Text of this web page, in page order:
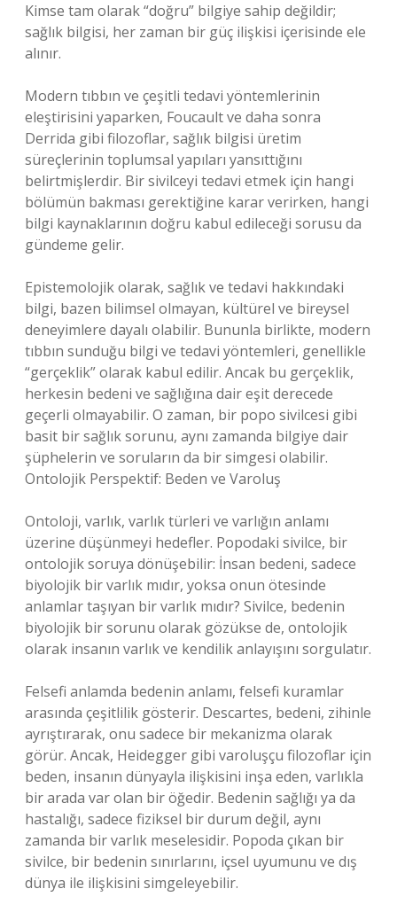
Kimse tam olarak “doğru” bilgiye sahip değildir;
sağlık bilgisi, her zaman bir güç ilişkisi içerisinde ele
alınır.
Modern tıbbın ve çeşitli tedavi yöntemlerinin
eleştirisini yaparken, Foucault ve daha sonra
Derrida gibi filozoflar, sağlık bilgisi üretim
süreçlerinin toplumsal yapıları yansıttığını
belirtmişlerdir. Bir sivilceyi tedavi etmek için hangi
bölümün bakması gerektiğine karar verirken, hangi
bilgi kaynaklarının doğru kabul edileceği sorusu da
gündeme gelir.
Epistemolojik olarak, sağlık ve tedavi hakkındaki
bilgi, bazen bilimsel olmayan, kültürel ve bireysel
deneyimlere dayalı olabilir. Bununla birlikte, modern
tıbbın sunduğu bilgi ve tedavi yöntemleri, genellikle
“gerçeklik” olarak kabul edilir. Ancak bu gerçeklik,
herkesin bedeni ve sağlığına dair eşit derecede
geçerli olmayabilir. O zaman, bir popo sivilcesi gibi
basit bir sağlık sorunu, aynı zamanda bilgiye dair
şüphelerin ve soruların da bir simgesi olabilir.
Ontolojik Perspektif: Beden ve Varoluş
Ontoloji, varlık, varlık türleri ve varlığın anlamı
üzerine düşünmeyi hedefler. Popodaki sivilce, bir
ontolojik soruya dönüşebilir: İnsan bedeni, sadece
biyolojik bir varlık mıdır, yoksa onun ötesinde
anlamlar taşıyan bir varlık mıdır? Sivilce, bedenin
biyolojik bir sorunu olarak gözükse de, ontolojik
olarak insanın varlık ve kendilik anlayışını sorgulatır.
Felsefi anlamda bedenin anlamı, felsefi kuramlar
arasında çeşitlilik gösterir. Descartes, bedeni, zihinle
ayrıştırarak, onu sadece bir mekanizma olarak
görür. Ancak, Heidegger gibi varoluşçu filozoflar için
beden, insanın dünyayla ilişkisini inşa eden, varlıkla
bir arada var olan bir öğedir. Bedenin sağlığı ya da
hastalığı, sadece fiziksel bir durum değil, aynı
zamanda bir varlık meselesidir. Popoda çıkan bir
sivilce, bir bedenin sınırlarını, içsel uyumunu ve dış
dünya ile ilişkisini simgeleyebilir.